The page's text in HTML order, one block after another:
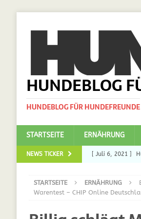
HUNDEBLOG
HUNDEBLOG FÜR HUNDEFREUNDE
STARTSEITE ERNÄHRUNG
NEWS TICKER [ Juli 6, 2021 ]
[ Juli 5, 2021 ]
STARTSEITE ERNÄHRUNG
Warentest – CHIP Online